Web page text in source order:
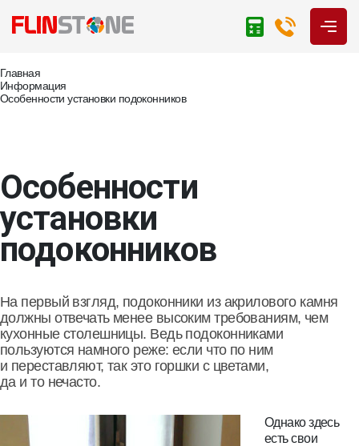
Главная
Информация
Особенности установки подоконников
Особенности
установки
подоконников
На первый взгляд, подоконники из акрилового камня
должны отвечать менее высоким требованиям, чем
кухонные столешницы. Ведь подоконниками
пользуются намного реже: если что по ним
и переставляют, так это горшки с цветами,
да и то нечасто.
Однако здесь
есть свои